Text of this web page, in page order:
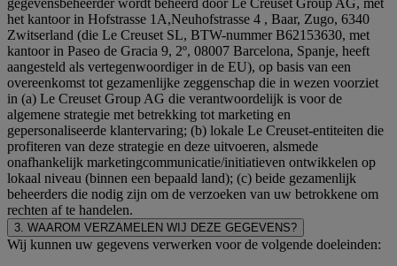
gegevensbeheerder wordt beheerd door Le Creuset Group AG, met
het kantoor in Hofstrasse 1A,Neuhofstrasse 4 , Baar, Zugo, 6340
Zwitserland (die Le Creuset SL, BTW-nummer B62153630, met
kantoor in Paseo de Gracia 9, 2º, 08007 Barcelona, Spanje, heeft
aangesteld als vertegenwoordiger in de EU), op basis van een
overeenkomst tot gezamenlijke zeggenschap die in wezen voorziet
in (a) Le Creuset Group AG die verantwoordelijk is voor de
algemene strategie met betrekking tot marketing en
gepersonaliseerde klantervaring; (b) lokale Le Creuset-entiteiten die
profiteren van deze strategie en deze uitvoeren, alsmede
onafhankelijk marketingcommunicatie/initiatieven ontwikkelen op
lokaal niveau (binnen een bepaald land); (c) beide gezamenlijk
beheerders die nodig zijn om de verzoeken van uw betrokkene om
rechten af te handelen.
3. WAAROM VERZAMELEN WIJ DEZE GEGEVENS?
Wij kunnen uw gegevens verwerken voor de volgende doeleinden: